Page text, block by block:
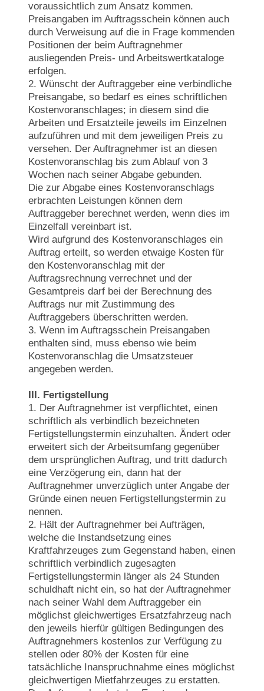
voraussichtlich zum Ansatz kommen.
Preisangaben im Auftragsschein können auch
durch Verweisung auf die in Frage kommenden
Positionen der beim Auftragnehmer
ausliegenden Preis- und Arbeitswertkataloge
erfolgen.
2. Wünscht der Auftraggeber eine verbindliche
Preisangabe, so bedarf es eines schriftlichen
Kostenvoranschlages; in diesem sind die
Arbeiten und Ersatzteile jeweils im Einzelnen
aufzuführen und mit dem jeweiligen Preis zu
versehen. Der Auftragnehmer ist an diesen
Kostenvoranschlag bis zum Ablauf von 3
Wochen nach seiner Abgabe gebunden.
Die zur Abgabe eines Kostenvoranschlags
erbrachten Leistungen können dem
Auftraggeber berechnet werden, wenn dies im
Einzelfall vereinbart ist.
Wird aufgrund des Kostenvoranschlages ein
Auftrag erteilt, so werden etwaige Kosten für
den Kostenvoranschlag mit der
Auftragsrechnung verrechnet und der
Gesamtpreis darf bei der Berechnung des
Auftrags nur mit Zustimmung des
Auftraggebers überschritten werden.
3. Wenn im Auftragsschein Preisangaben
enthalten sind, muss ebenso wie beim
Kostenvoranschlag die Umsatzsteuer
angegeben werden.
III. Fertigstellung
1. Der Auftragnehmer ist verpflichtet, einen
schriftlich als verbindlich bezeichneten
Fertigstellungstermin einzuhalten. Ändert oder
erweitert sich der Arbeitsumfang gegenüber
dem ursprünglichen Auftrag, und tritt dadurch
eine Verzögerung ein, dann hat der
Auftragnehmer unverzüglich unter Angabe der
Gründe einen neuen Fertigstellungstermin zu
nennen.
2. Hält der Auftragnehmer bei Aufträgen,
welche die Instandsetzung eines
Kraftfahrzeuges zum Gegenstand haben, einen
schriftlich verbindlich zugesagten
Fertigstellungstermin länger als 24 Stunden
schuldhaft nicht ein, so hat der Auftragnehmer
nach seiner Wahl dem Auftraggeber ein
möglichst gleichwertiges Ersatzfahrzeug nach
den jeweils hierfür gültigen Bedingungen des
Auftragnehmers kostenlos zur Verfügung zu
stellen oder 80% der Kosten für eine
tatsächliche Inanspruchnahme eines möglichst
gleichwertigen Mietfahrzeuges zu erstatten.